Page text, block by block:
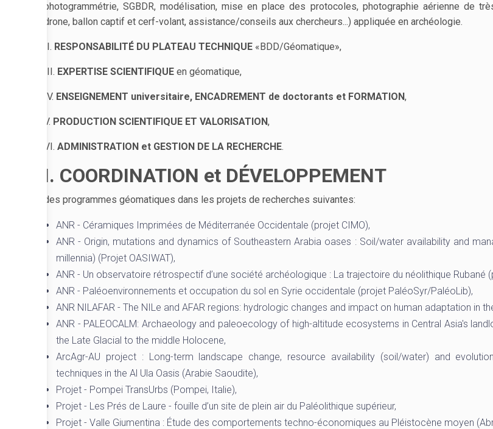
photogrammétrie, SGBDR, modélisation, mise en place des protocoles, photographie aérienne de
drone, ballon captif et cerf-volant, assistance/conseils aux chercheurs...) appliquée en archéologie.
II. RESPONSABILITÉ DU PLATEAU TECHNIQUE «BDD/Géomatique»,
III. EXPERTISE SCIENTIFIQUE en géomatique,
IV. ENSEIGNEMENT universitaire, ENCADREMENT de doctorants et FORMATION,
V. PRODUCTION SCIENTIFIQUE ET VALORISATION,
VI. ADMINISTRATION et GESTION DE LA RECHERCHE.
I. COORDINATION et DÉVELOPPEMENT
des programmes géomatiques dans les projets de recherches suivantes:
ANR - Céramiques Imprimées de Méditerranée Occidentale (projet CIMO),
ANR - Origin, mutations and dynamics of Southeastern Arabia oases : Soil/water availability and
millennia) (Projet OASIWAT),
ANR - Un observatoire rétrospectif d’une société archéologique : La trajectoire du néolithique Rubané
ANR - Paléoenvironnements et occupation du sol en Syrie occidentale (projet PaléoSyr/PaléoLib),
ANR NILAFAR - The NILe and AFAR regions: hydrologic changes and impact on human adaptation in
ANR - PALEOCALM: Archaeology and paleoecology of high-altitude ecosystems in Central Asia's
the Late Glacial to the middle Holocene,
ArcAgr-AU project : Long-term landscape change, resource availability (soil/water) and
techniques in the Al Ula Oasis (Arabie Saoudite),
Projet - Pompei TransUrbs (Pompei, Italie),
Projet - Les Prés de Laure - fouille d’un site de plein air du Paléolithique supérieur,
Projet - Valle Giumentina : Étude des comportements techno-économiques au Pléistocène moyen